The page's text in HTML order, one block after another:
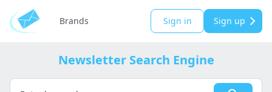
Brands Sign in Sign up
Newsletter Search Engine